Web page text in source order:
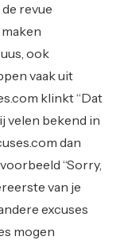
revue
ook
vaak uit
klinkt “Dat
velen bekend in
dan
“Sorry,
van je
excuses
mogen